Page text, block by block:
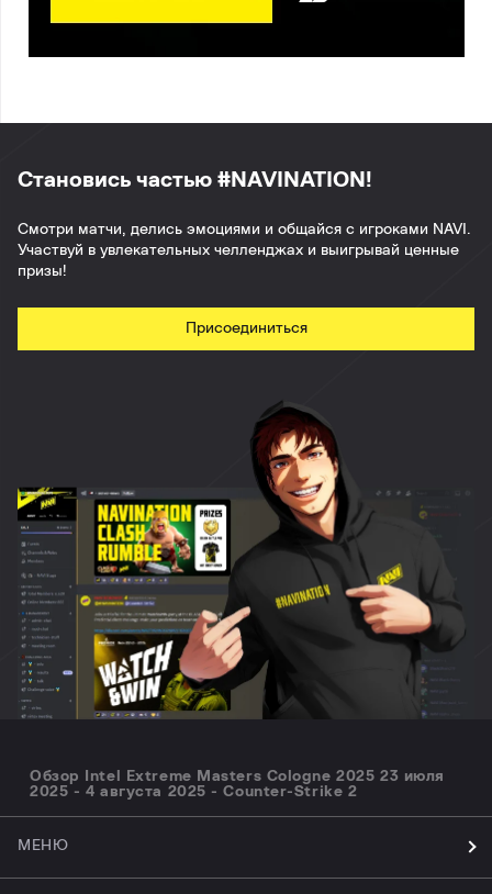
Становись частью #NAVINATION!
Смотри матчи, делись эмоциями и общайся с игроками NAVI.
Участвуй в увлекательных челленджах и выигрывай ценные
призы!
Присоединиться
Обзор Intel Extreme Masters Cologne 2025 23 июля
2025 - 4 августа 2025 - Counter-Strike 2
МЕНЮ